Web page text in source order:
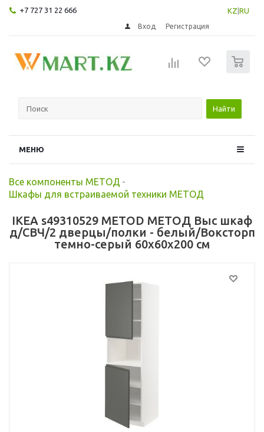
+7 727 31 22 666 KZ RU
Вход Регистрация
Найти
МЕНЮ
Все компоненты МЕТОД -
Шкафы для встраиваемой техники МЕТОД
IKEA s49310529 METOD МЕТОД Выс шкаф
д/СВЧ/2 дверцы/полки - белый/Воксторп
темно-серый 60x60x200 см